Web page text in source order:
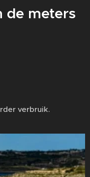
de meters
verbruik.